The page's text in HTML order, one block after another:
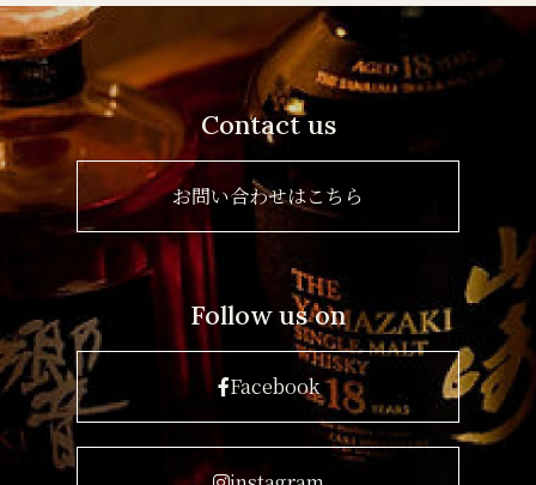
Contact us
お問い合わせはこちら
Follow us on
Facebook